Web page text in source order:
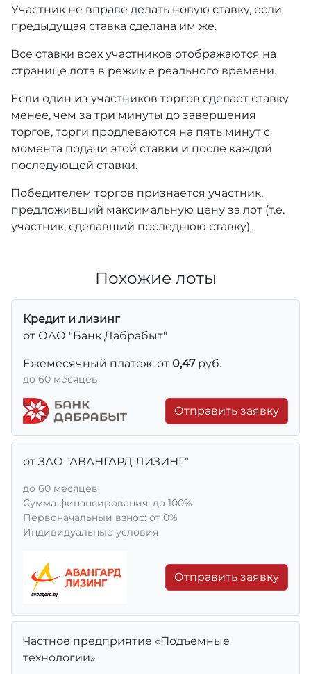
Участник не вправе делать новую ставку, если
предыдущая ставка сделана им же.
Все ставки всех участников отображаются на
странице лота в режиме реального времени.
Если один из участников торгов сделает ставку
менее, чем за три минуты до завершения
торгов, торги продлеваются на пять минут с
момента подачи этой ставки и после каждой
последующей ставки.
Победителем торгов признается участник,
предложивший максимальную цену за лот (т.е.
участник, сделавший последнюю ставку).
Похожие лоты
Кредит и лизинг
от ОАО "Банк Дабрабыт"
Ежемесячный платеж: от 0,47руб.
до 60 месяцев
Отправить заявку
от ЗАО "АВАНГАРД ЛИЗИНГ"
до 60 месяцев
Сумма финансирования: до 100%
Первоначальный взнос: от 0%
Индивидуальные условия
Отправить заявку
Частное предприятие «Подъемные
технологии»